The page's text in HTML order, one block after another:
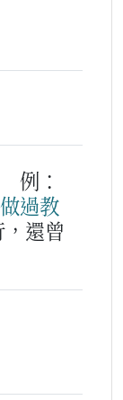
例：
做過教
，還曾